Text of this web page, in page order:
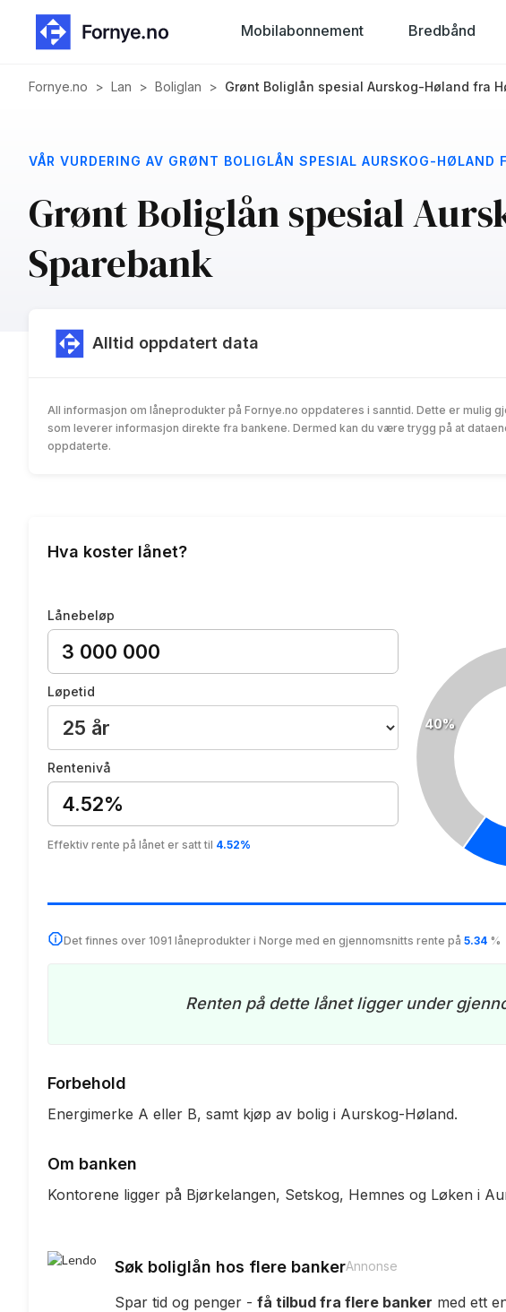
Mobilabonnement Bredbånd
Fornye.no > Lan > Boliglan > Grønt Boliglån spesial Aurskog-Høland fra
VÅR VURDERING AV GRØNT BOLIGLÅN SPESIAL AURSKOG-HØLAND
Grønt Boliglån spesial
Sparebank
Alltid oppdatert data
All informasjon om låneprodukter på Fornye.no oppdateres i sanntid. Dette er mulig
som leverer informasjon direkte fra bankene. Dermed kan du være trygg på at
oppdaterte.
Hva koster lånet?
Lånebeløp
Løpetid
Rentenivå
4.52%
Effektiv rente på lånet er satt til 4.52%
40%
Det finnes over 1091 låneprodukter i Norge med en gjennomsnitts rente på 5.34 %
Renten på dette lånet ligger under
Forbehold
Energimerke A eller B, samt kjøp av bolig i Aurskog-Høland.
Om banken
Kontorene ligger på Bjørkelangen, Setskog, Hemnes og Løken i
Søk boliglån hos flere bankerAnnonse
Spar tid og penger -få tilbud fra flere banker med ett